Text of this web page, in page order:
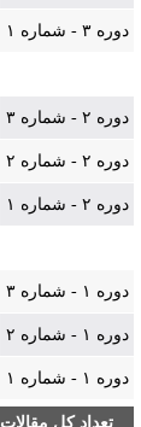
دوره ۳ - شماره ۱
دوره ۲ - شماره ۳
دوره ۲ - شماره ۲
دوره ۲ - شماره ۱
دوره ۱ - شماره ۳
دوره ۱ - شماره ۲
دوره ۱ - شماره ۱
تعداد کل مقالات: ۱۳۷۲ مقاله